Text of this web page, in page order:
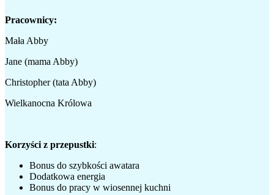
Pracownicy:
Mała Abby
Jane (mama Abby)
Christopher (tata Abby)
Wielkanocna Królowa
Korzyści z przepustki:
Bonus do szybkości awatara
Dodatkowa energia
Bonus do pracy w wiosennej kuchni